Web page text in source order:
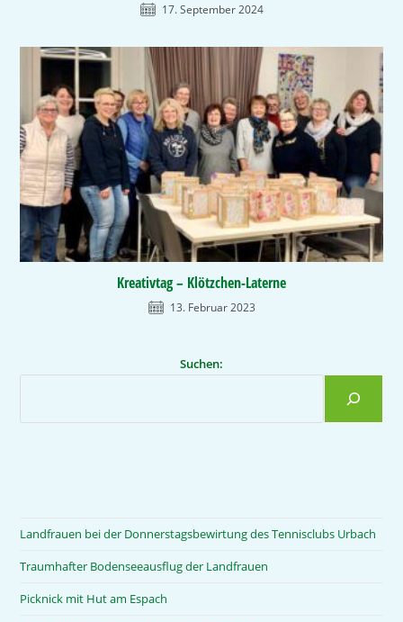
17. September 2024
Kreativtag – Klötzchen-Laterne
13. Februar 2023
Suchen:
Landfrauen bei der Donnerstagsbewirtung des Tennisclubs Urbach
Traumhafter Bodenseeausflug der Landfrauen
Picknick mit Hut am Espach